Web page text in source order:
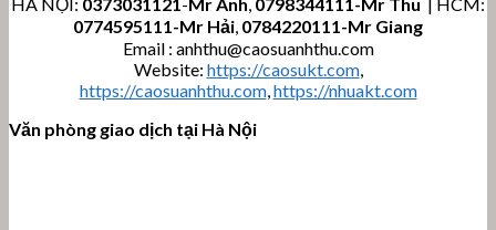
HÀ NỘI: 0373031121- Mr Anh, 0798344111-Mr Thu
| HCM:
0774595111-Mr Hải, 0784220111-Mr Giang
Email : anhthu@caosuanhthu.com
Website: https://caosukt.com,
https://caosuanhthu.com,https://nhuakt.com
Văn phòng giao dịch tại Hà Nội